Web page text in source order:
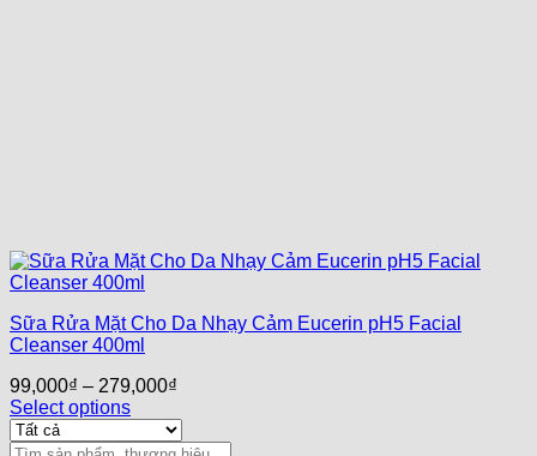
Sữa Rửa Mặt Cho Da Nhạy Cảm Eucerin pH5 Facial
Cleanser 400ml
99,000₫ – 279,000₫
Select options
Search